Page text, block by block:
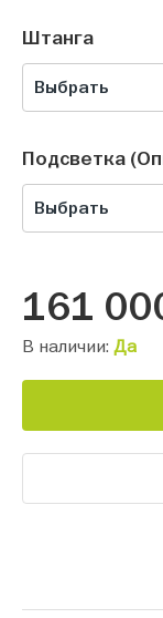
Штанга
Выбрать
Подсветка
Выбрать
161
В наличии: Да